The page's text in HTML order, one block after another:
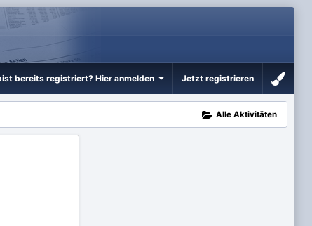
bereits registriert? Hier anmelden Jetzt registrieren
Alle Aktivitäten